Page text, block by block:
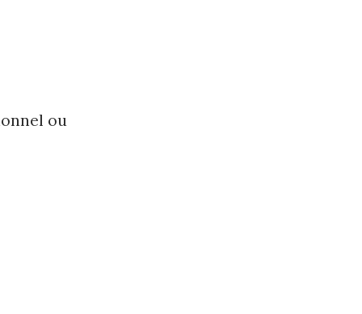
ou